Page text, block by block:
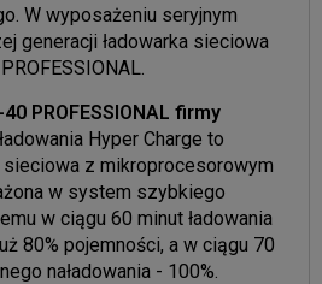
W wyposażeniu seryjnym
generacji ładowarka sieciowa
PROFESSIONAL firmy
Hyper Charge to
sieciowa z mikroprocesorowym
w system szybkiego
w ciągu 60 minut ładowania
80% pojemności, a w ciągu 70
naładowania - 100%.